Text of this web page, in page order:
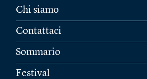
Chi siamo
Contattaci
Sommario
Festival